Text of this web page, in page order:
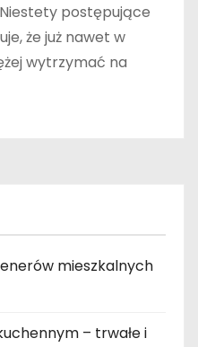
postępujące
że już nawet w
wytrzymać na
mieszkalnych
– trwałe i